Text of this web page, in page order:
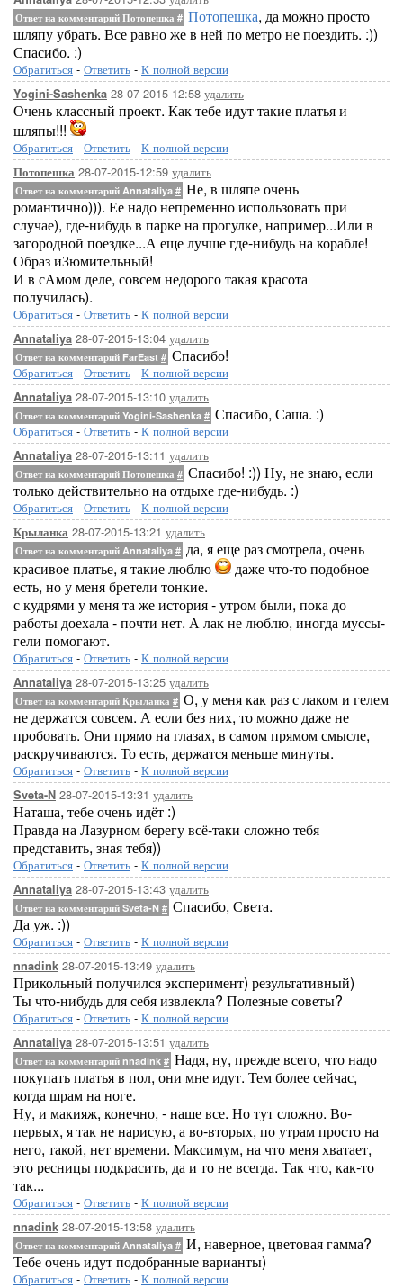
Ответ на комментарий Потопешка # Потопешка, да можно просто
шляпу убрать. Все равно же в ней по метро не поездить. :))
Спасибо. :)
Обратиться - Ответить - К полной версии
Yogini-Sashenka 28-07-2015-12:58 удалить
Очень классный проект. Как тебе идут такие платья и
шляпы!!!
Обратиться - Ответить - К полной версии
Потопешка 28-07-2015-12:59 удалить
Ответ на комментарий Annataliya # Не, в шляпе очень
романтично))). Ее надо непременно использовать при
случае), где-нибудь в парке на прогулке, например...Или в
загородной поездке...А еще лучше где-нибудь на корабле!
Образ иЗюмительный!
И в сАмом деле, совсем недорого такая красота
получилась).
Обратиться - Ответить - К полной версии
Annataliya 28-07-2015-13:04 удалить
Ответ на комментарий FarEast # Спасибо!
Обратиться - Ответить - К полной версии
Annataliya 28-07-2015-13:10 удалить
Ответ на комментарий Yogini-Sashenka # Спасибо, Саша. :)
Обратиться - Ответить - К полной версии
Annataliya 28-07-2015-13:11 удалить
Ответ на комментарий Потопешка # Спасибо! :)) Ну, не знаю, если
только действительно на отдыхе где-нибудь. :)
Обратиться - Ответить - К полной версии
Крыланка 28-07-2015-13:21 удалить
Ответ на комментарий Annataliya # да, я еще раз смотрела, очень
красивое платье, я такие люблю
даже что-то подобное
есть, но у меня бретели тонкие.
с кудрями у меня та же история - утром были, пока до
работы доехала - почти нет. А лак не люблю, иногда муссы-
гели помогают.
Обратиться - Ответить - К полной версии
Annataliya 28-07-2015-13:25 удалить
Ответ на комментарий Крыланка # О, у меня как раз с лаком и гелем
не держатся совсем. А если без них, то можно даже не
пробовать. Они прямо на глазах, в самом прямом смысле,
раскручиваются. То есть, держатся меньше минуты.
Обратиться - Ответить - К полной версии
Sveta-N 28-07-2015-13:31 удалить
Наташа, тебе очень идёт :)
Правда на Лазурном берегу всё-таки сложно тебя
представить, зная тебя))
Обратиться - Ответить - К полной версии
Annataliya 28-07-2015-13:43 удалить
Ответ на комментарий Sveta-N # Спасибо, Света.
Да уж. :))
Обратиться - Ответить - К полной версии
nnadink 28-07-2015-13:49 удалить
Прикольный получился эксперимент) результативный)
Ты что-нибудь для себя извлекла? Полезные советы?
Обратиться - Ответить - К полной версии
Annataliya 28-07-2015-13:51 удалить
Ответ на комментарий nnadink # Надя, ну, прежде всего, что надо
покупать платья в пол, они мне идут. Тем более сейчас,
когда шрам на ноге.
Ну, и макияж, конечно, - наше все. Но тут сложно. Во-
первых, я так не нарисую, а во-вторых, по утрам просто на
него, такой, нет времени. Максимум, на что меня хватает,
это ресницы подкрасить, да и то не всегда. Так что, как-то
так...
Обратиться - Ответить - К полной версии
nnadink 28-07-2015-13:58 удалить
Ответ на комментарий Annataliya # И, наверное, цветовая гамма?
Тебе очень идут подобранные варианты)
Обратиться - Ответить - К полной версии